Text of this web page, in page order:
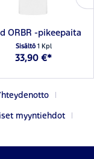
-pikeepaita
Sisältö1 Kpl
33,90 €*
myyntiehdot